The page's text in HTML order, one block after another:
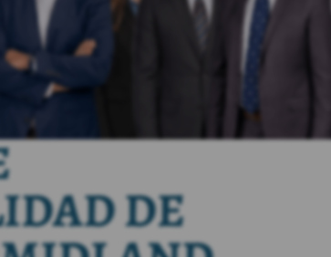
DE